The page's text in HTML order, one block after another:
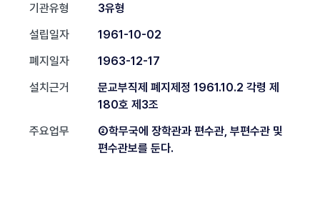
기관유형
3유형
설립일자
1961-10-02
폐지일자
1963-12-17
설치근거
문교부직제 폐지제정 1961.10.2 각령 제
180호 제3조
주요업무
②학무국에 장학관과 편수관, 부편수관 및
편수관보를 둔다.